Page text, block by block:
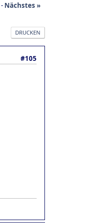
- Nächstes »
DRUCKEN
#105